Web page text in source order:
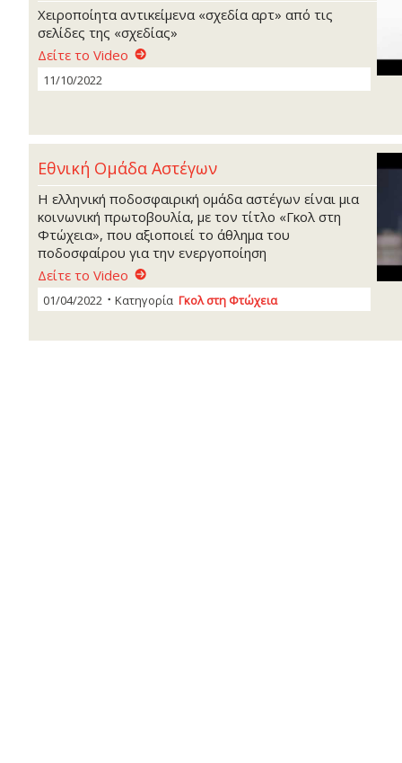
Χειροποίητα αντικείμενα «σχεδία αρτ» από τις
σελίδες της «σχεδίας»
Δείτε το Video
11/10/2022
Εθνική Ομάδα Αστέγων
Η ελληνική ποδοσφαιρική ομάδα αστέγων είναι μια
κοινωνική πρωτοβουλία, με τον τίτλο «Γκολ στη
Φτώχεια», που αξιοποιεί το άθλημα του
ποδοσφαίρου για την ενεργοποίηση
Δείτε το Video
01/04/2022 Κατηγορία Γκoλ στη Φτώχεια